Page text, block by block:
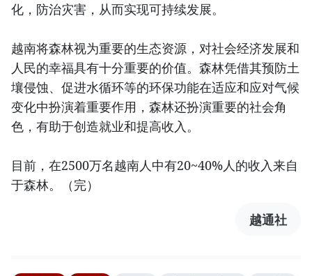
化，防治灾害，从而实现可持续发展。
越南将森林视为重要的生态资源，对社会经济发展和
人民的幸福具有十分重要的价值。森林凭借其预防土
壤侵蚀、促进水循环等的环保功能在适应和应对气候
变化中扮演着重要作用，森林还扮演重要的社会角
色，有助于创造就业和提高收入。
目前，在2500万名越南人中有20~40%人的收入来自
于森林。（完）
越通社